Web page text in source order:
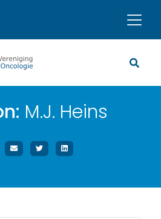
M.J. Heins